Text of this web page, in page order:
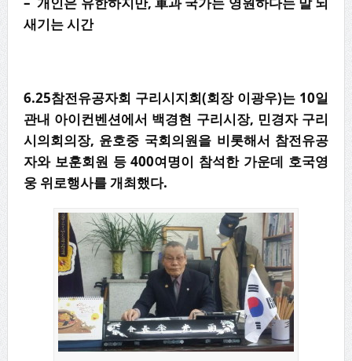
새기는 시간
6.25참전유공자회 구리시지회(회장 이광우)는 10일
관내 아이컨벤션에서 백경현 구리시장, 민경자 구리
시의회의장, 윤호중 국회의원을 비롯해서 참전유공
자와 보훈회원 등 400여명이 참석한 가운데 호국영
웅 위로행사를 개최했다.